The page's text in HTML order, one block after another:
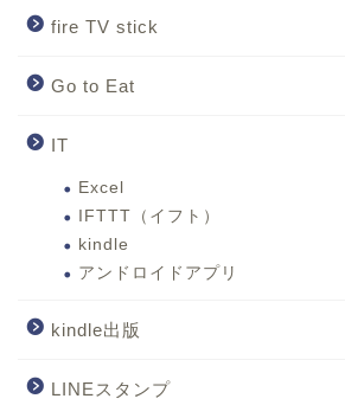
fire TV stick
Go to Eat
IT
Excel
IFTTT（イフト）
kindle
アンドロイドアプリ
kindle出版
LINEスタンプ